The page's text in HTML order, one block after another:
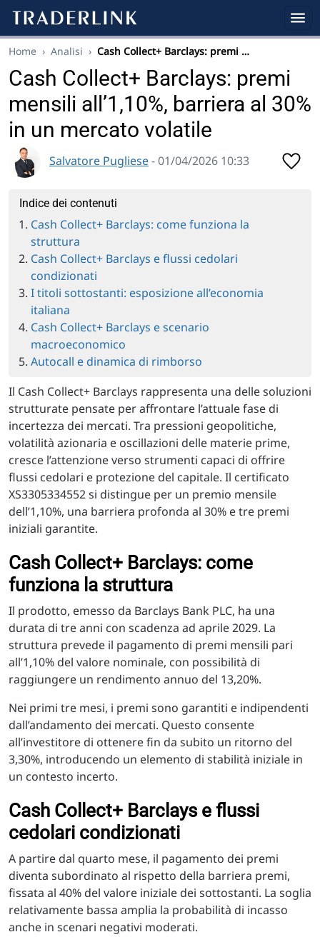
Home › Analisi › Cash Collect+ Barclays: premi …
Cash Collect+ Barclays: premi
mensili all’1,10%, barriera al 30%
in un mercato volatile
Salvatore Pugliese- 01/04/2026 10:33
Indice dei contenuti
Cash Collect+ Barclays: come funziona la
struttura
Cash Collect+ Barclays e flussi cedolari
condizionati
I titoli sottostanti: esposizione all’economia
italiana
Cash Collect+ Barclays e scenario
macroeconomico
Autocall e dinamica di rimborso
Il Cash Collect+ Barclays rappresenta una delle soluzioni
strutturate pensate per affrontare l’attuale fase di
incertezza dei mercati. Tra pressioni geopolitiche,
volatilità azionaria e oscillazioni delle materie prime,
cresce l’attenzione verso strumenti capaci di offrire
flussi cedolari e protezione del capitale. Il certificato
XS3305334552 si distingue per un premio mensile
dell’1,10%, una barriera profonda al 30% e tre premi
iniziali garantite.
Cash Collect+ Barclays: come
funziona la struttura
Il prodotto, emesso da Barclays Bank PLC, ha una
durata di tre anni con scadenza ad aprile 2029. La
struttura prevede il pagamento di premi mensili pari
all’1,10% del valore nominale, con possibilità di
raggiungere un rendimento annuo del 13,20%.
Nei primi tre mesi, i premi sono garantiti e indipendenti
dall’andamento dei mercati. Questo consente
all’investitore di ottenere fin da subito un ritorno del
3,30%, introducendo un elemento di stabilità iniziale in
un contesto incerto.
Cash Collect+ Barclays e flussi
cedolari condizionati
A partire dal quarto mese, il pagamento dei premi
diventa subordinato al rispetto della barriera premi,
fissata al 40% del valore iniziale dei sottostanti. La soglia
relativamente bassa amplia la probabilità di incasso
anche in scenari negativi moderati.